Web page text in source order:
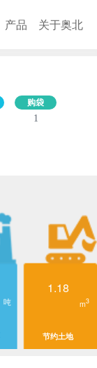
产品 关于奥北
购袋
1
吨
1.18
m3
节约土地